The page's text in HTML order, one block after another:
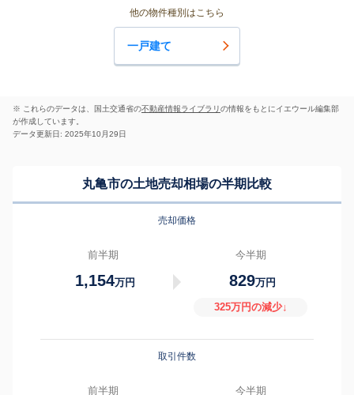
他の物件種別はこちら
一戸建て
※ これらのデータは、国土交通省の不動産情報ライブラリの情報をもとにイエウール編集部
が作成しています。
データ更新日: 2025年10月29日
丸亀市の土地売却相場の半期比較
売却価格
前半期
1,154万円
今半期
829万円
325万円の減少↓
取引件数
前半期 今半期